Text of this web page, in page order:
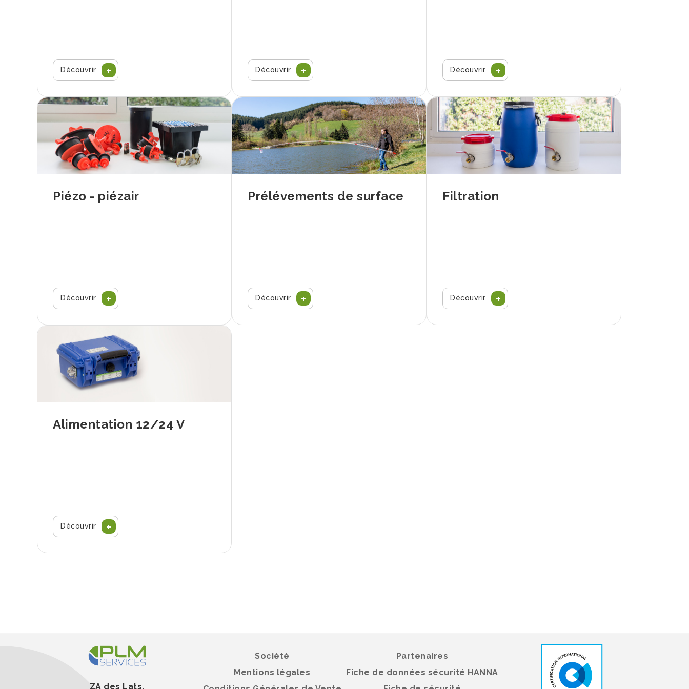
Découvrir Découvrir Découvrir
Piézo - piézair
Découvrir
Prélévements de surface
Découvrir
Filtration
Découvrir
Alimentation 12/24 V
Découvrir
ZA des Lats,
Société
Mentions légales
Partenaires
Fiche de données sécurité HANNA